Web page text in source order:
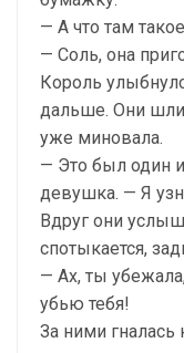
— А что там
— Соль, она
Король
дальше. Они шли
уже миновала.
— Это был один
девушка. — Я
Вдруг они
спотыкается,
— Ах, ты
убью тебя!
За ними гналась